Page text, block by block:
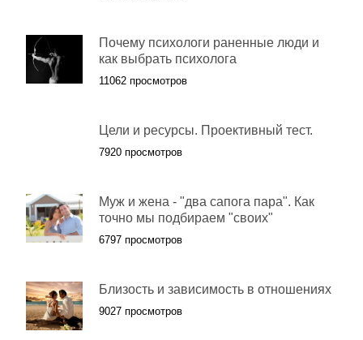
Почему психологи раненные люди и
как выбрать психолога
11062 просмотров
Цели и ресурсы. Проективный тест.
7920 просмотров
Муж и жена - "два сапога пара". Как
точно мы подбираем "своих"
6797 просмотров
Близость и зависимость в отношениях
9027 просмотров